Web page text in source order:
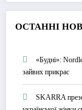
ОСТАННІ
«Будні»:
зайвих прикрас
SKARRA